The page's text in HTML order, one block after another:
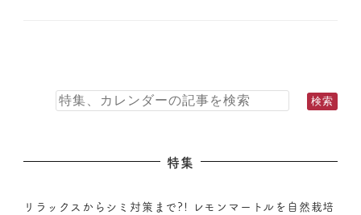
特集
リラックスからシミ対策まで?! レモンマートルを自然栽培